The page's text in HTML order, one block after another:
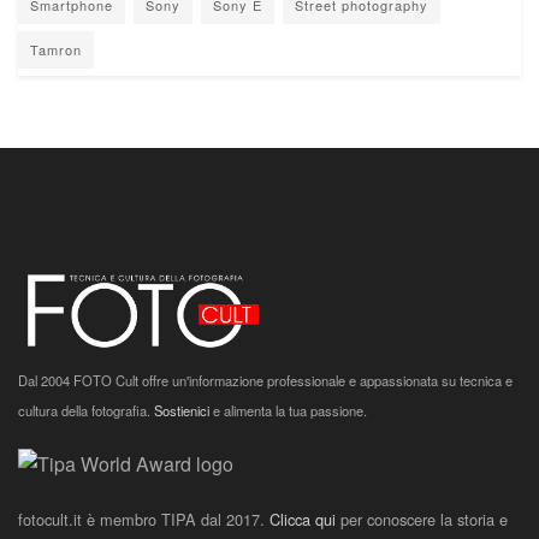
Smartphone Sony Sony E Street photography
Tamron
Dal 2004 FOTO Cult offre un'informazione professionale e appassionata su tecnica e
cultura della fotografia. Sostienicie alimenta la tua passione.
fotocult.it è membro TIPA dal 2017. Clicca qui per conoscere la storia e